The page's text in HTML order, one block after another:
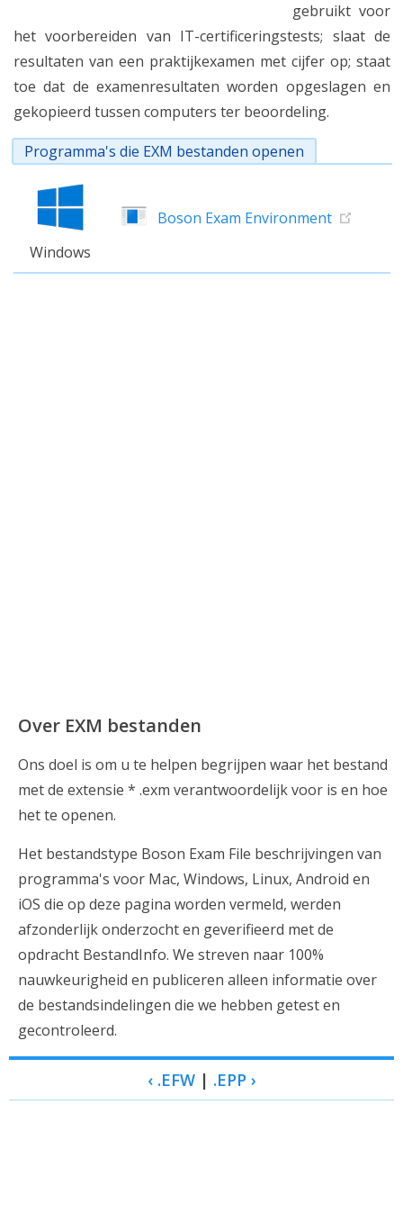
gebruikt voor
het voorbereiden van IT-certificeringstests; slaat de
resultaten van een praktijkexamen met cijfer op; staat
toe dat de examenresultaten worden opgeslagen en
gekopieerd tussen computers ter beoordeling.
Programma's die EXM bestanden openen
Windows
Boson Exam Environment
Over EXM bestanden
Ons doel is om u te helpen begrijpen waar het bestand
met de extensie * .exm verantwoordelijk voor is en hoe
het te openen.
Het bestandstype Boson Exam File beschrijvingen van
programma's voor Mac, Windows, Linux, Android en
iOS die op deze pagina worden vermeld, werden
afzonderlijk onderzocht en geverifieerd met de
opdracht BestandInfo. We streven naar 100%
nauwkeurigheid en publiceren alleen informatie over
de bestandsindelingen die we hebben getest en
gecontroleerd.
‹ .EFW| .EPP ›